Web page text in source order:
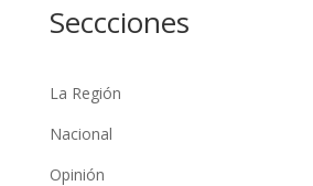
Seccciones
La Región
Nacional
Opinión